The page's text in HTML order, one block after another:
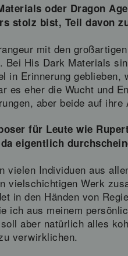
oder Dragon
stolz bist, Teil davon
mit den
His Dark Materials
in Erinnerung
es eher die Wucht und
aber beide auf ihre
für Leute wie
eigentlich
vielen Individuen aus
vielschichtigen Werk
in den Händen von
ich aus meinem
aber natürlich alles
verwirklichen.